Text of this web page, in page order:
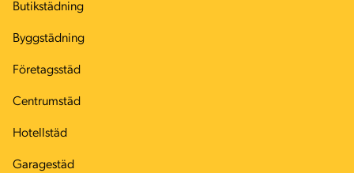
Butikstädning
Byggstädning
Företagsstäd
Centrumstäd
Hotellstäd
Garagestäd